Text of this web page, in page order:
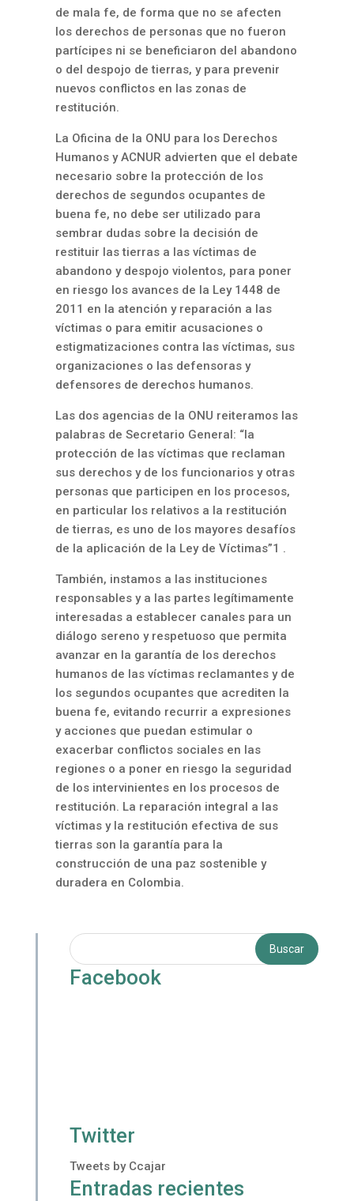
de mala fe, de forma que no se afecten
los derechos de personas que no fueron
partícipes ni se beneficiaron del abandono
o del despojo de tierras, y para prevenir
nuevos conflictos en las zonas de
restitución.
La Oficina de la ONU para los Derechos
Humanos y ACNUR advierten que el debate
necesario sobre la protección de los
derechos de segundos ocupantes de
buena fe, no debe ser utilizado para
sembrar dudas sobre la decisión de
restituir las tierras a las víctimas de
abandono y despojo violentos, para poner
en riesgo los avances de la Ley 1448 de
2011 en la atención y reparación a las
víctimas o para emitir acusaciones o
estigmatizaciones contra las víctimas, sus
organizaciones o las defensoras y
defensores de derechos humanos.
Las dos agencias de la ONU reiteramos las
palabras de Secretario General: “la
protección de las víctimas que reclaman
sus derechos y de los funcionarios y otras
personas que participen en los procesos,
en particular los relativos a la restitución
de tierras, es uno de los mayores desafíos
de la aplicación de la Ley de Víctimas”1 .
También, instamos a las instituciones
responsables y a las partes legítimamente
interesadas a establecer canales para un
diálogo sereno y respetuoso que permita
avanzar en la garantía de los derechos
humanos de las víctimas reclamantes y de
los segundos ocupantes que acrediten la
buena fe, evitando recurrir a expresiones
y acciones que puedan estimular o
exacerbar conflictos sociales en las
regiones o a poner en riesgo la seguridad
de los intervinientes en los procesos de
restitución. La reparación integral a las
víctimas y la restitución efectiva de sus
tierras son la garantía para la
construcción de una paz sostenible y
duradera en Colombia.
Facebook
Twitter
Tweets by Ccajar
Entradas recientes